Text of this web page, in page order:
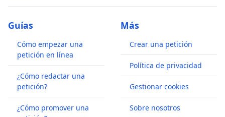
Guías
Cómo empezar una
petición en línea
¿Cómo redactar una
petición?
¿Cómo promover una
Más
Crear una petición
Política de privacidad
Gestionar cookies
Sobre nosotros